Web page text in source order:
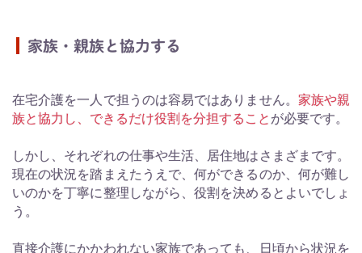
家族・親族と協力する
在宅介護を一人で担うのは容易ではありません。 家族や親
族と協力し、できるだけ役割を分担すること が必要です。
しかし、それぞれの仕事や生活、居住地はさまざまです。
現在の状況を踏まえたうえで、何ができるのか、何が難し
いのかを丁寧に整理しながら、役割を決めるとよいでしょ
う。
直接介護にかかわれない家族であっても、日頃から状況を